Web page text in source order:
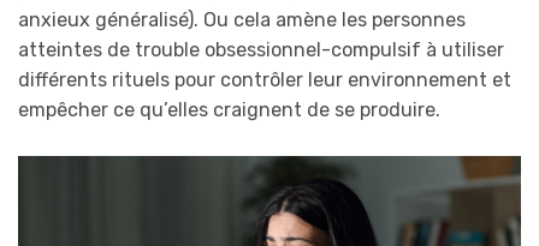
anxieux généralisé). Ou cela amène les personnes
atteintes de trouble obsessionnel-compulsif à utiliser
différents rituels pour contrôler leur environnement et
empêcher ce qu’elles craignent de se produire.